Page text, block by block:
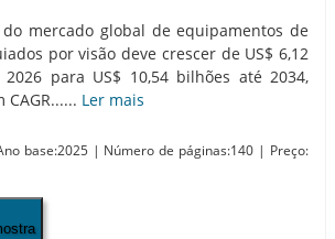
mercado global de equipamentos de
por visão deve crescer de US$ 6,12
para US$ 10,54 bilhões até 2034,
Ler mais
base:2025 | Número de páginas:140 | Preço: